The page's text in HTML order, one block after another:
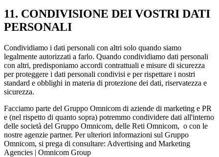
11. CONDIVISIONE DEI VOSTRI DATI
PERSONALI
Condividiamo i dati personali con altri solo quando siamo
legalmente autorizzati a farlo. Quando condividiamo dati personali
con altri, predisponiamo accordi contrattuali e misure di sicurezza
per proteggere i dati personali condivisi e per rispettare i nostri
standard e obblighi in materia di protezione dei dati, riservatezza e
sicurezza.
Facciamo parte del Gruppo Omnicom di aziende di marketing e PR
e (nel rispetto di quanto sopra) potremmo condividere dati all'interno
delle società del Gruppo Omnicom, delle Reti Omnicom, o con le
nostre agenzie partner. Per ulteriori informazioni sul Gruppo
Omnicom, si prega di consultare: Advertising and Marketing
Agencies | Omnicom Group